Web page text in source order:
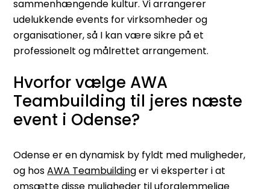
sammenhængende kultur. Vi arrangerer
udelukkende events for virksomheder og
organisationer, så I kan være sikre på et
professionelt og målrettet arrangement.
Hvorfor vælge AWA
Teambuilding til jeres næste
event i Odense?
Odense er en dynamisk by fyldt med muligheder,
og hosAWA Teambuildinger vi eksperter i at